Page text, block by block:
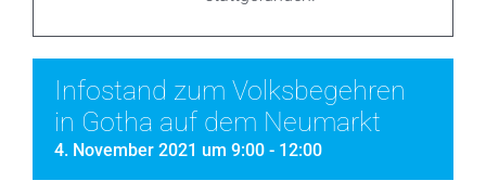
Wo kann ich ab Mitte 2022 unterzeichnen?
Corona-Politik
Infostand zum Volksbegehren
in Gotha auf dem Neumarkt
4. November 2021 um 9:00 - 12:00